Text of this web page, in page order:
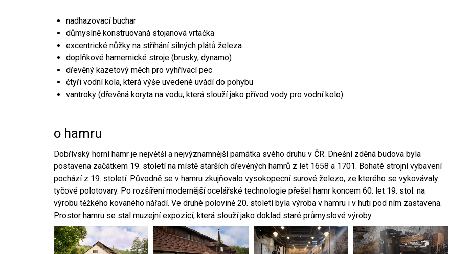
nadhazovací buchar
důmyslně konstruovaná stojanová vrtačka
excentrické nůžky na stříhání silných plátů železa
doplňkové hamernické stroje (brusky, dynamo)
dřevěný kazetový měch pro vyhřívací pec
čtyři vodní kola, která výše uvedené uvádí do pohybu
vantroky (dřevěná koryta na vodu, která slouží jako přívod vody pro vodní kolo)
o hamru
Dobřívský horní hamr je největší a nejvýznamnější památka svého druhu v ČR. Dnešní zděná budova byla
postavena začátkem 19. století na místě starších dřevěných hamrů z let 1658 a 1701. Bohaté strojní vybavení
pochází z 19. století. Původně se v hamru zkujňovalo vysokopecní surové železo, ze kterého se vykovávaly
tyčové polotovary. Po rozšíření modernější ocelářské technologie přešel hamr koncem 60. let 19. stol. na
výrobu těžkého kovaného nářadí. Ve druhé polovině 20. století byla výroba v hamru i v huti pod ním zastavena.
Prostor hamru se stal muzejní expozicí, která slouží jako doklad staré průmyslové výroby.